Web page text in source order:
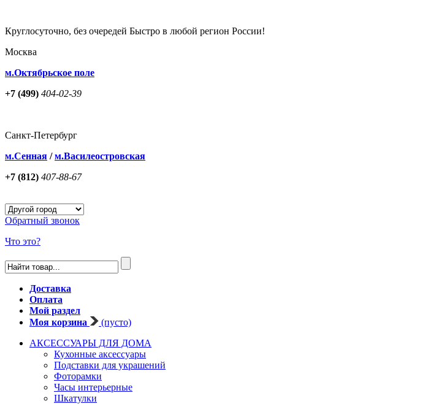
Круглосуточно, без очередей Быстро в любой регион России!
Москва
м.Октябрьское поле
+7 (499) 404-02-39
Санкт-Петербург
м.Сенная /м.Василеостровская
+7 (812) 407-88-67
Обратный звонок
Что это?
Доставка
Оплата
Мой раздел
Моя корзина
(пусто)
АКСЕССУАРЫ ДЛЯ ДОМА
Кухонные аксессуары
Подставки для украшений
Фоторамки
Часы интерьерные
Шкатулки